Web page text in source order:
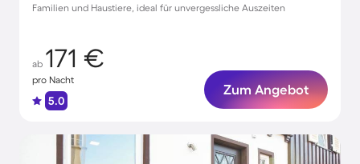
Familien und Haustiere, ideal für unvergessliche Auszeiten
ab 171 €
pro Nacht
5.0
Zum Angebot